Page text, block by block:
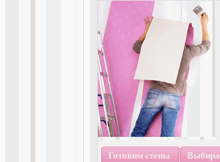
Готовим стены